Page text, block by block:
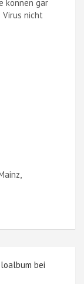
können gar
Virus nicht
bei